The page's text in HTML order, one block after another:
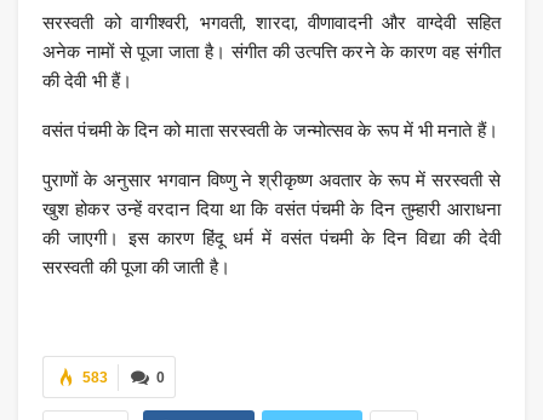
सरस्वती को वागीश्वरी, भगवती, शारदा, वीणावादनी और वाग्देवी सहित
अनेक नामों से पूजा जाता है। संगीत की उत्पत्ति करने के कारण वह संगीत
की देवी भी हैं।
वसंत पंचमी के दिन को माता सरस्वती के जन्मोत्सव के रूप में भी मनाते हैं।
पुराणों के अनुसार भगवान विष्णु ने श्रीकृष्ण अवतार के रूप में सरस्वती से
खुश होकर उन्हें वरदान दिया था कि वसंत पंचमी के दिन तुम्हारी आराधना
की जाएगी। इस कारण हिंदू धर्म में वसंत पंचमी के दिन विद्या की देवी
सरस्वती की पूजा की जाती है।
0
583